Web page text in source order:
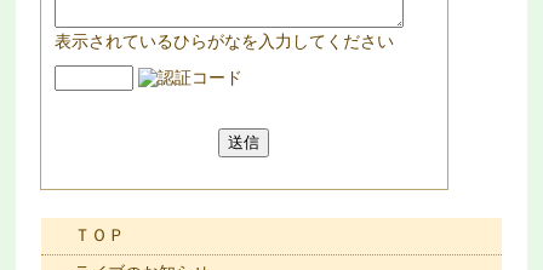
表示されているひらがなを入力してください
ＴＯＰ